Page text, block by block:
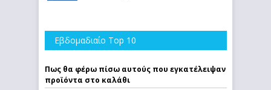
Εβδομαδιαίο Top 10
Πως θα φέρω πίσω αυτούς που εγκατέλειψαν
προϊόντα στο καλάθι